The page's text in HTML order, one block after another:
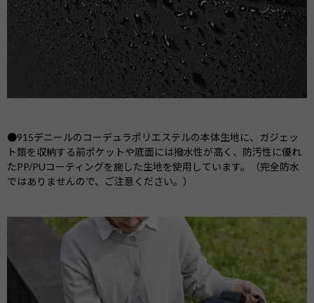
●915デニールのコーデュラポリエステルの本体生地に、ガジェッ
ト類を収納する前ポケットや底面には撥水性が高く、防汚性に優れ
たPP/PUコーティングを施した生地を使用しています。（完全防水
ではありませんので、ご注意ください。）